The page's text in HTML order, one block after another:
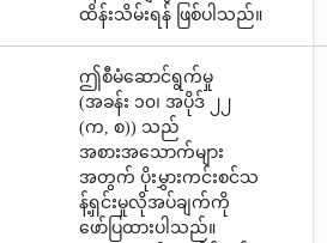
ထိန်းသိမ်းရန် ဖြစ်ပါသည်။
ဤစီမံဆောင်ရွက်မှု
(အခန်း ၁၀၊ အပိုဒ် ၂၂
(က, စ)) သည်
အစားအသောက်များ
အတွက် ပိုးမွှားကင်းစင်သ
န့်ရှင်းမှုလိုအပ်ချက်ကို
ဖော်ပြထားပါသည်။